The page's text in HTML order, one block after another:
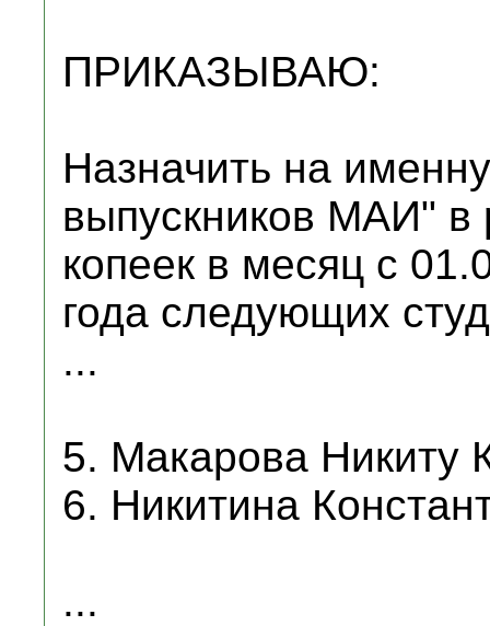
ПРИКАЗЫВАЮ:
Назначить на
выпускников МАИ" в
копеек в месяц с
года следующих
...
5. Макарова Никиту
6. Никитина
...